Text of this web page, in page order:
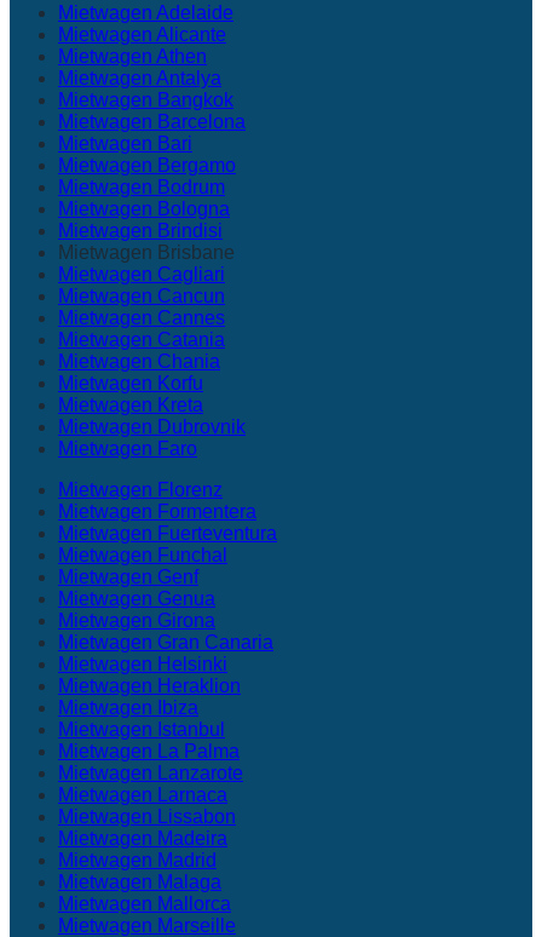
Mietwagen Adelaide
Mietwagen Alicante
Mietwagen Athen
Mietwagen Antalya
Mietwagen Bangkok
Mietwagen Barcelona
Mietwagen Bari
Mietwagen Bergamo
Mietwagen Bodrum
Mietwagen Bologna
Mietwagen Brindisi
Mietwagen Brisbane
Mietwagen Cagliari
Mietwagen Cancun
Mietwagen Cannes
Mietwagen Catania
Mietwagen Chania
Mietwagen Korfu
Mietwagen Kreta
Mietwagen Dubrovnik
Mietwagen Faro
Mietwagen Florenz
Mietwagen Formentera
Mietwagen Fuerteventura
Mietwagen Funchal
Mietwagen Genf
Mietwagen Genua
Mietwagen Girona
Mietwagen Gran Canaria
Mietwagen Helsinki
Mietwagen Heraklion
Mietwagen Ibiza
Mietwagen Istanbul
Mietwagen La Palma
Mietwagen Lanzarote
Mietwagen Larnaca
Mietwagen Lissabon
Mietwagen Madeira
Mietwagen Madrid
Mietwagen Malaga
Mietwagen Mallorca
Mietwagen Marseille